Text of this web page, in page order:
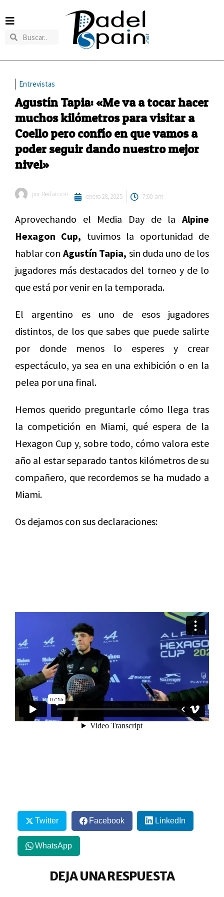
Entrevistas
Agustín Tapia: «Me va a tocar hacer
muchos kilómetros para visitar a
Coello pero confío en que vamos a
poder seguir dando nuestro mejor
nivel»
por Redaccion enero 28, 2025 7:00 am
Aprovechando el Media Day de la Alpine
Hexagon Cup, tuvimos la oportunidad de
hablar con Agustín Tapia, sin duda uno de los
jugadores más destacados del torneo y de lo
que está por venir en la temporada.
El argentino es uno de esos jugadores
distintos, de los que sabes que puede salirte
por donde menos lo esperes y crear
espectáculo, ya sea en una exhibición o en la
pelea por una final.
Hemos querido preguntarle cómo llega tras
la competición en Miami, qué espera de la
Hexagon Cup y, sobre todo, cómo valora este
año al estar separado tantos kilómetros de su
compañero, que recordemos se ha mudado a
Miami.
Os dejamos con sus declaraciones:
Twitter Facebook LinkedIn
WhatsApp
DEJA UNA RESPUESTA